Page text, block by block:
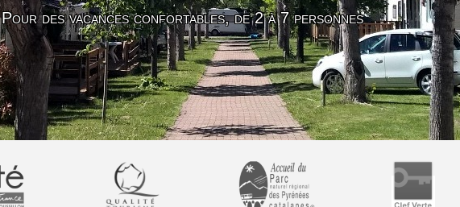
Pour des vacances confortables, de 2 à 7 personnes